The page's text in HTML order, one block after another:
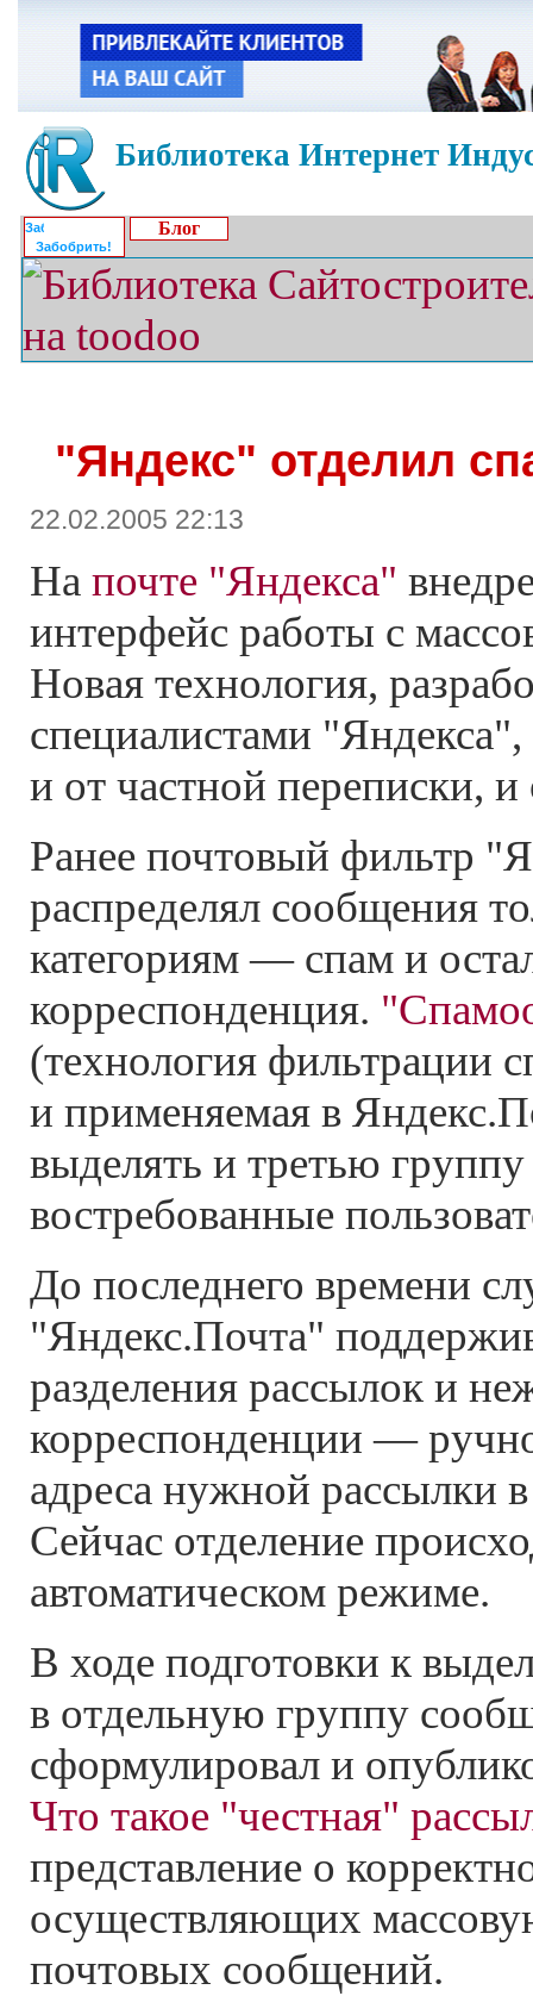
Библиотека Интернет
Забобрить!
Блог
"Яндекс" отделил
22.02.2005 22:13
На почте "Яндекса"
интерфейс работы с
Новая технология,
специалистами "Яндекса",
и от частной переписки, и
Ранее почтовый фильтр
распределял сообщения
категориям — спам и
корреспонденция.
(технология фильтрации
и применяемая в
выделять и третью
востребованные
До последнего времени
"Яндекс.Почта"
разделения рассылок и
корреспонденции —
адреса нужной рассылки
Сейчас отделение
автоматическом режиме.
В ходе подготовки к
в отдельную группу
сформулировал и
Что такое "честная"
представление о
осуществляющих
почтовых сообщений.